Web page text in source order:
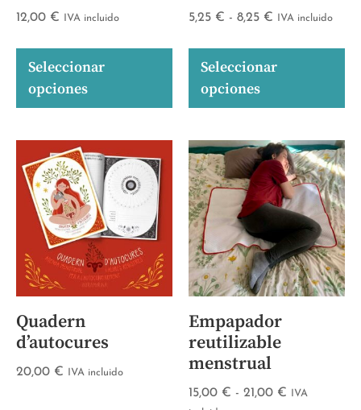
12,00 € IVA incluido
Seleccionar
opciones
5,25 € - 8,25 € IVA incluido
Seleccionar
opciones
Quadern
d’autocures
20,00 € IVA incluido
Empapador
reutilizable
menstrual
15,00 € - 21,00 €
IVA